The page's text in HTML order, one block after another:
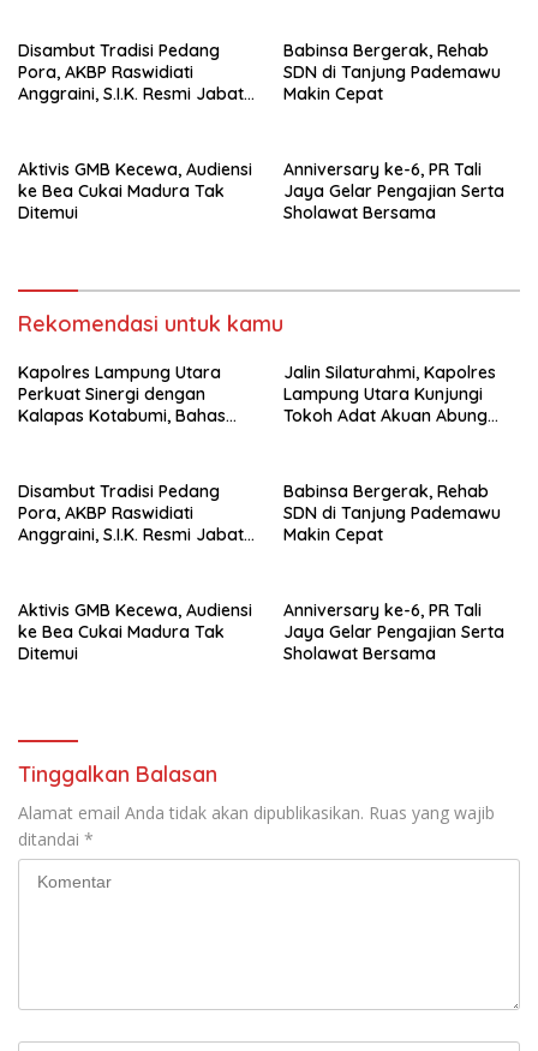
Disambut Tradisi Pedang
Pora, AKBP Raswidiati
Anggraini, S.I.K. Resmi Jabat
Babinsa Bergerak, Rehab
SDN di Tanjung Pademawu
Makin Cepat
Aktivis GMB Kecewa, Audiensi
ke Bea Cukai Madura Tak
Ditemui
Anniversary ke-6, PR Tali
Jaya Gelar Pengajian Serta
Sholawat Bersama
Rekomendasi untuk kamu
Kapolres Lampung Utara
Perkuat Sinergi dengan
Kalapas Kotabumi, Bahas
Jalin Silaturahmi, Kapolres
Lampung Utara Kunjungi
Tokoh Adat Akuan Abung
Disambut Tradisi Pedang
Pora, AKBP Raswidiati
Anggraini, S.I.K. Resmi Jabat
Babinsa Bergerak, Rehab
SDN di Tanjung Pademawu
Makin Cepat
Aktivis GMB Kecewa, Audiensi
ke Bea Cukai Madura Tak
Ditemui
Anniversary ke-6, PR Tali
Jaya Gelar Pengajian Serta
Sholawat Bersama
Tinggalkan Balasan
Alamat email Anda tidak akan dipublikasikan. Ruas yang wajib
ditandai *